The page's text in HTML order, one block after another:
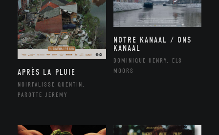
APRÈS LA PLUIE
NOIRFALISSE QUENTIN,
PAROTTE JEREMY
NOTRE KANAAL / ONS
KANAAL
DOMINIQUE HENRY, ELS
MOORS